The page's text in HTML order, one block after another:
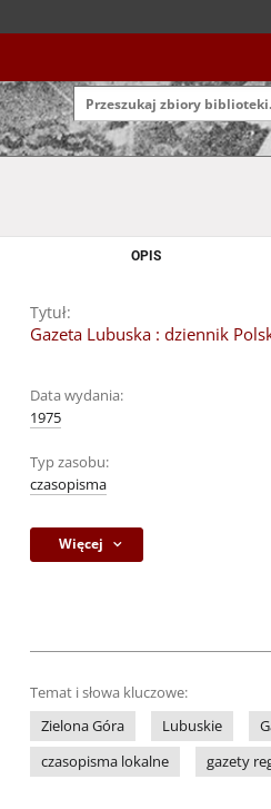
OPIS
Tytuł:
Gazeta Lubuska : dziennik
Data wydania:
1975
Typ zasobu:
czasopisma
Więcej
Temat i słowa kluczowe:
Zielona Góra
Lubuskie
czasopisma lokalne
gazety